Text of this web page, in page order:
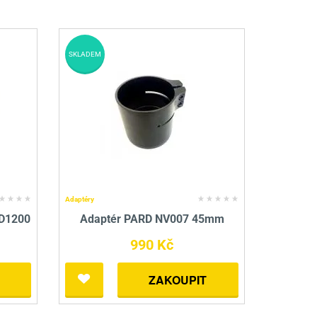
Adaptéry
Adaptér PARD NV007 45mm
990 Kč
ZAKOUPIT
SKLADEM